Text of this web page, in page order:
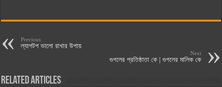
Previous
ল্যাপটপ ভালো রাখার উপায়
Next
গুগলের প্রতিষ্ঠাতা কে | গুগলের মালিক কে
Related Articles